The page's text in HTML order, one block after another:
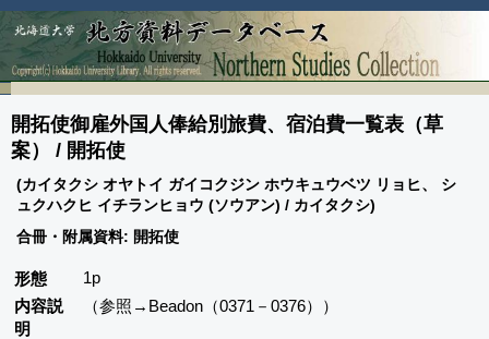
開拓使御雇外国人俸給別旅費、宿泊費一覧表（草
案） / 開拓使
(カイタクシ オヤトイ ガイコクジン ホウキュウベツ リョヒ、 シ
ュクハクヒ イチランヒョウ (ソウアン) / カイタクシ)
合冊・附属資料: 開拓使
形態
1p
内容説
明
（参照→Beadon（0371－0376））